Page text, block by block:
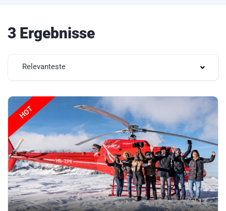
3 Ergebnisse
Relevanteste
HOT
13